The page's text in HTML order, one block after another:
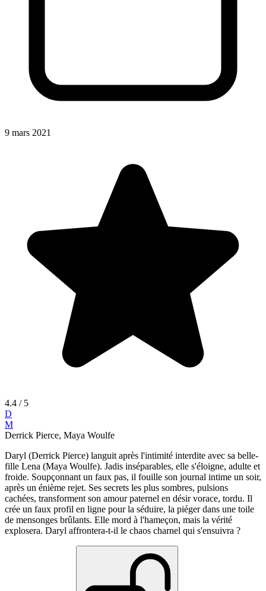
9 mars 2021
4.4 / 5
D
M
Derrick Pierce, Maya Woulfe
Daryl (Derrick Pierce) languit après l'intimité interdite avec sa belle-
fille Lena (Maya Woulfe). Jadis inséparables, elle s'éloigne, adulte et
froide. Soupçonnant un faux pas, il fouille son journal intime un soir,
après un énième rejet. Ses secrets les plus sombres, pulsions
cachées, transforment son amour paternel en désir vorace, tordu. Il
crée un faux profil en ligne pour la séduire, la piéger dans une toile
de mensonges brûlants. Elle mord à l'hameçon, mais la vérité
explosera. Daryl affrontera-t-il le chaos charnel qui s'ensuivra ?